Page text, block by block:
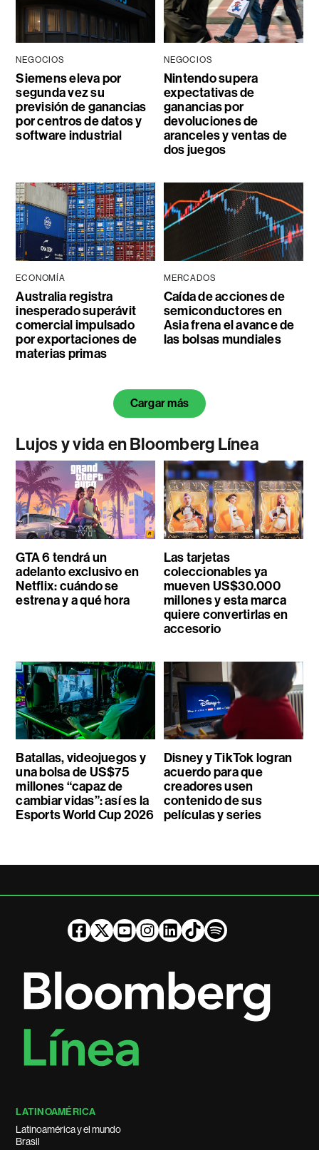
NEGOCIOS
Siemens eleva por
segunda vez su
previsión de ganancias
por centros de datos y
software industrial
NEGOCIOS
Nintendo supera
expectativas de
ganancias por
devoluciones de
aranceles y ventas de
dos juegos
ECONOMÍA
Australia registra
inesperado superávit
comercial impulsado
por exportaciones de
materias primas
MERCADOS
Caída de acciones de
semiconductores en
Asia frena el avance de
las bolsas mundiales
Cargar más
Lujos y vida en Bloomberg Línea
GTA 6 tendrá un
adelanto exclusivo en
Netflix: cuándo se
estrena y a qué hora
Las tarjetas
coleccionables ya
mueven US$30.000
millones y esta marca
quiere convertirlas en
accesorio
Batallas, videojuegos y
una bolsa de US$75
millones “capaz de
cambiar vidas”: así es la
Esports World Cup 2026
Disney y TikTok logran
acuerdo para que
creadores usen
contenido de sus
películas y series
LATINOAMÉRICA
Latinoamérica y el mundo
Brasil